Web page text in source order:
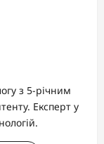
з 5-річним
Експерт у